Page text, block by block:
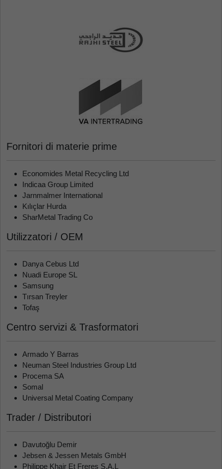
Fornitori di materie prime
Economides Metal Recycling Ltd
Indicaa Group Limited
Jarnmalmer International
Kılıçlar Hurda
SharMetal Trading Co
Utilizzatori / OEM
Danya Cebus Ltd
Nuadi Europe SL
Samsung
Tırsan Treyler
Tofaş
Centro servizi & Trasformatori
Armado Y Barras
Neuman Steel Industries Group Ltd
Procema SA
Somal
Universal Metal Coating Company
Trader / Distributori
Davutoğlu Demir
Jebsen & Jessen Metals GmbH
Philippe Khair Et Freres S.A.L